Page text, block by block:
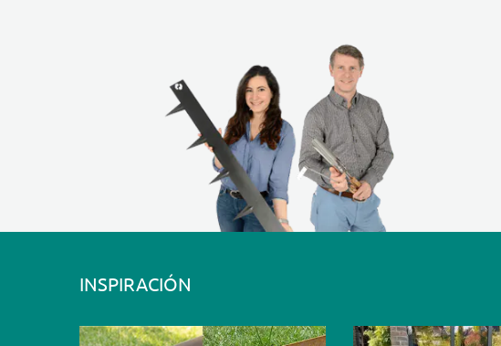
INSPIRACIÓN